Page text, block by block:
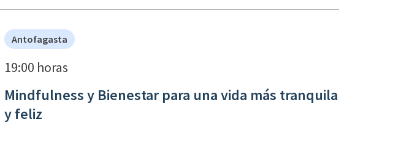
Antofagasta
19:00 horas
Mindfulness y Bienestar para una vida más tranquila
y feliz